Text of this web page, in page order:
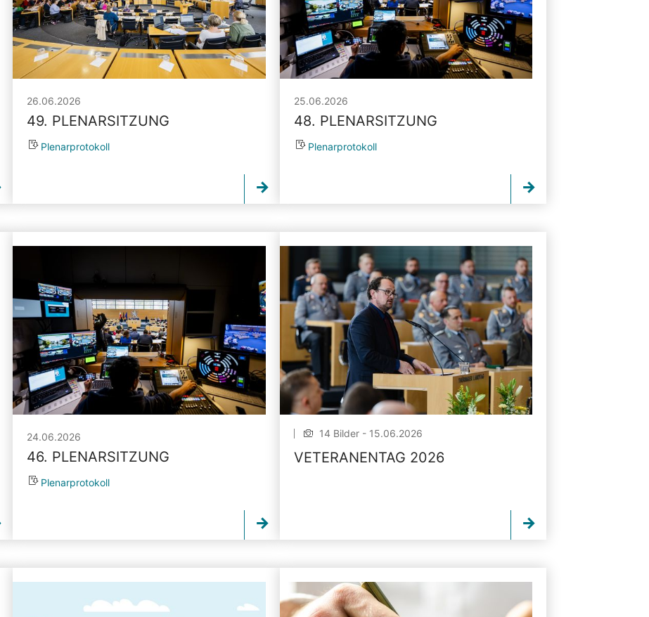
26.06.2026
49. PLENARSITZUNG
Plenarprotokoll
25.06.2026
48. PLENARSITZUNG
Plenarprotokoll
24.06.2026
46. PLENARSITZUNG
Plenarprotokoll
14 Bilder - 15.06.2026
VETERANENTAG 2026